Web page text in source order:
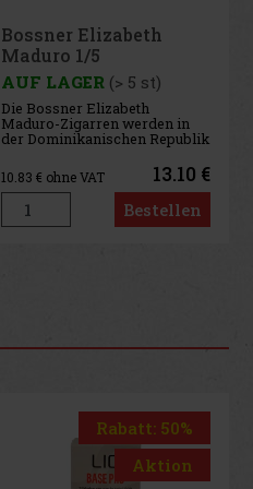
Bossner Elizabeth
Claro 1/5
AUF LAGER (> 5 st)
Das Deckblatt „Connecticut“
von Bossner Elizabeth Claro
verleiht der Zigarre einen
sanften und reinen Geschmack
sowie ein rundes, zart-
cremiges Aroma mit grasigen
Noten und einem Hauch von
Holz. Zusammensetzung der
Zigarre: Deckblatt –
10.83€ ohne VAT 13.10 €
Bestellen
Rabatt: 20%
Aktion